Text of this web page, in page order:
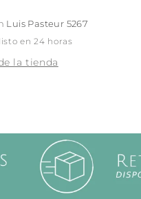
Luis Pasteur 5267
en 24 horas
la tienda